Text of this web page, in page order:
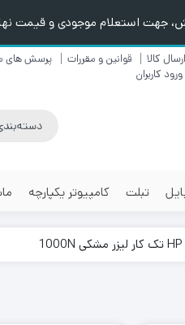
جهت استعلام موجودی و قیمت
کالا قوانین و مقررات پرسش های
ورود کاربران
تبلت کامپیوتر یکپارچه